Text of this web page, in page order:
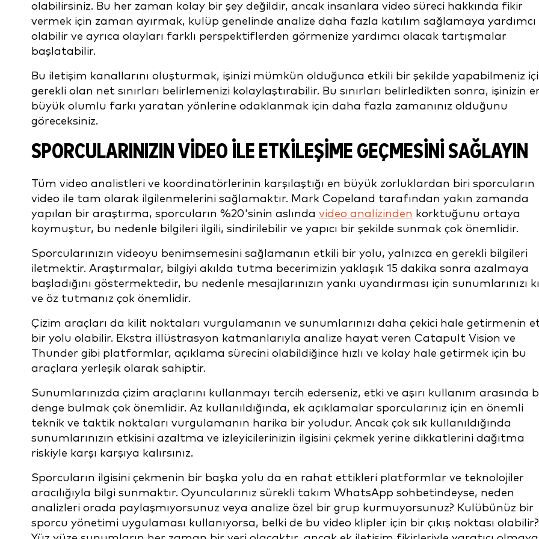
olabilirsiniz. Bu her zaman kolay bir şey değildir, ancak insanlara video süreci hakkında fikir
vermek için zaman ayırmak, kulüp genelinde analize daha fazla katılım sağlamaya yardımcı
olabilir ve ayrıca olayları farklı perspektiflerden görmenize yardımcı olacak tartışmalar
başlatabilir.
Bu iletişim kanallarını oluşturmak, işinizi mümkün olduğunca etkili bir şekilde yapabilmeniz
gerekli olan net sınırları belirlemenizi kolaylaştırabilir. Bu sınırları belirledikten sonra, işinizin
büyük olumlu farkı yaratan yönlerine odaklanmak için daha fazla zamanınız olduğunu
göreceksiniz.
SPORCULARINIZIN VIDEO ILE ETKILEŞIME GEÇMESINI SAĞLAYIN
Tüm video analistleri ve koordinatörlerinin karşılaştığı en büyük zorluklardan biri sporcuların
video ile tam olarak ilgilenmelerini sağlamaktır. Mark Copeland tarafından yakın zamanda
yapılan bir araştırma, sporcuların %20'sinin aslında video analizinden korktuğunu ortaya
koymuştur, bu nedenle bilgileri ilgili, sindirilebilir ve yapıcı bir şekilde sunmak çok önemlidir.
Sporcularınızın videoyu benimsemesini sağlamanın etkili bir yolu, yalnızca en gerekli bilgileri
iletmektir. Araştırmalar, bilgiyi akılda tutma becerimizin yaklaşık 15 dakika sonra azalmaya
başladığını göstermektedir, bu nedenle mesajlarınızın yankı uyandırması için sunumlarınızı
ve öz tutmanız çok önemlidir.
Çizim araçları da kilit noktaları vurgulamanın ve sunumlarınızı daha çekici hale getirmenin
bir yolu olabilir. Ekstra illüstrasyon katmanlarıyla analize hayat veren Catapult Vision ve
Thunder gibi platformlar, açıklama sürecini olabildiğince hızlı ve kolay hale getirmek için bu
araçlara yerleşik olarak sahiptir.
Sunumlarınızda çizim araçlarını kullanmayı tercih ederseniz, etki ve aşırı kullanım arasında
denge bulmak çok önemlidir. Az kullanıldığında, ek açıklamalar sporcularınız için en önemli
teknik ve taktik noktaları vurgulamanın harika bir yoludur. Ancak çok sık kullanıldığında
sunumlarınızın etkisini azaltma ve izleyicilerinizin ilgisini çekmek yerine dikkatlerini dağıtma
riskiyle karşı karşıya kalırsınız.
Sporcuların ilgisini çekmenin bir başka yolu da en rahat ettikleri platformlar ve teknolojiler
aracılığıyla bilgi sunmaktır. Oyuncularınız sürekli takım WhatsApp sohbetindeyse, neden
analizleri orada paylaşmıyorsunuz veya analize özel bir grup kurmuyorsunuz? Kulübünüz bir
sporcu yönetimi uygulaması kullanıyorsa, belki de bu video klipler için bir çıkış noktası olabilir?